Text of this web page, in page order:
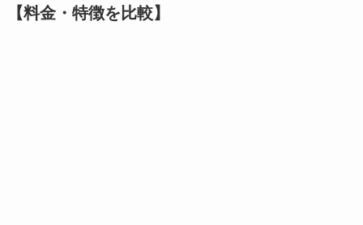
【料金・特徴を比較】